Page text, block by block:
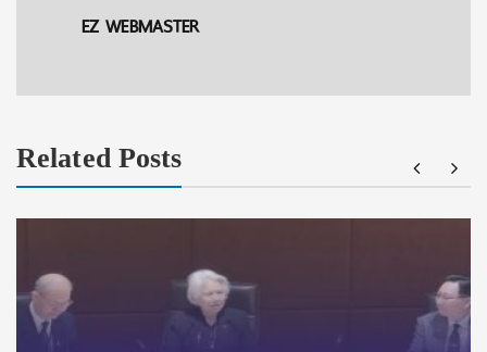
EZ WEBMASTER
Related Posts